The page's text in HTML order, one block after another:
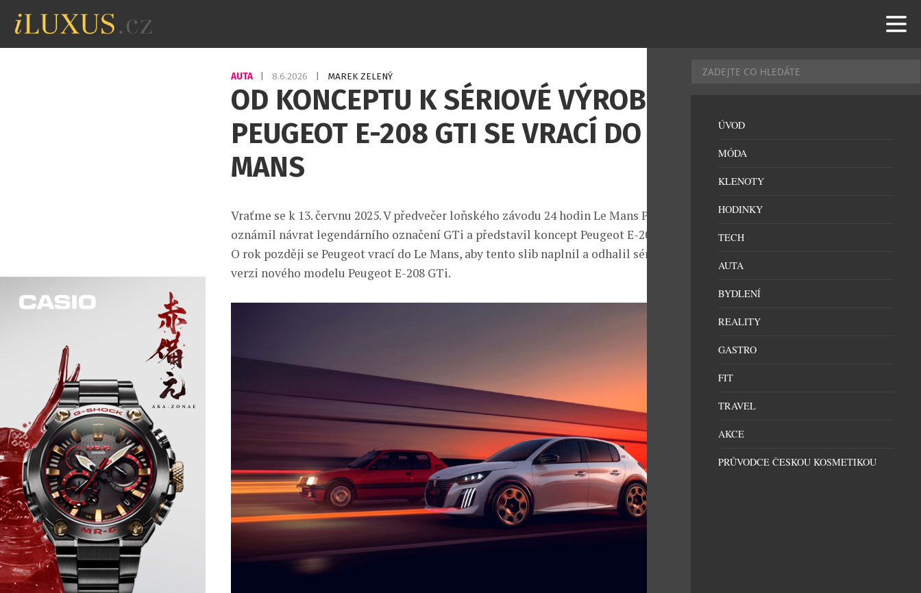
AUTA 8.6.2026 MAREK ZELENÝ
OD KONCEPTU K SÉRIOVÉ VÝROBĚ
PEUGEOT E-208 GTI SE VRACÍ DO LE
MANS
Vraťme se k 13. červnu 2025. V předvečer loňského závodu 24 hodin Le Mans Peugeot
oznámil návrat legendárního označení GTi a představil koncept Peugeot E-208 GTi.
O rok později se Peugeot vrací do Le Mans, aby tento slib naplnil a odhalil sériovou
verzi nového modelu Peugeot E-208 GTi.
ÚVOD
MÓDA
KLENOTY
HODINKY
TECH
AUTA
BYDLENÍ
REALITY
GASTRO
FIT
TRAVEL
AKCE
PRŮVODCE ČESKOU KOSMETIKOU